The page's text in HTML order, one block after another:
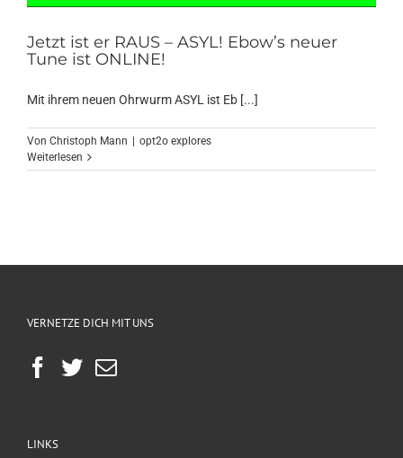
Jetzt ist er RAUS – ASYL! Ebow’s neuer
Tune ist ONLINE!
Mit ihrem neuen Ohrwurm ASYL ist Eb [...]
Von Christoph Mann | opt2o explores
Weiterlesen
VERNETZE DICH MIT UNS
LINKS